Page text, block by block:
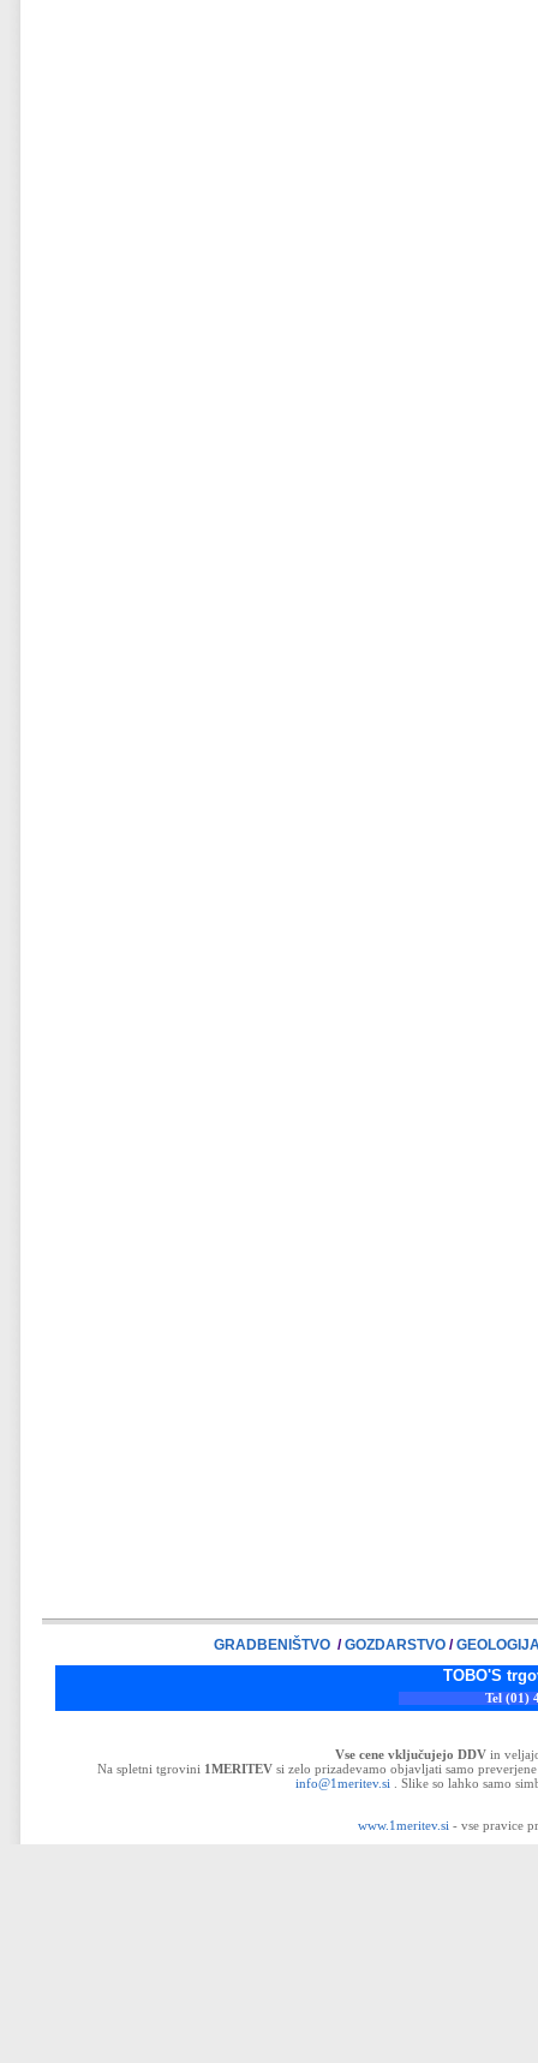
GRADBENIŠTVO /GOZDARSTVO/
TOBO'S trgovina
Tel (01) 43-32-
Vse cene vključujejo DDV in
Na spletni tgrovini 1MERITEVsi zelo prizadevamo objavljati samo
info@1meritev.si . Slike so lahko samo
www.1meritev.si - vse pravice